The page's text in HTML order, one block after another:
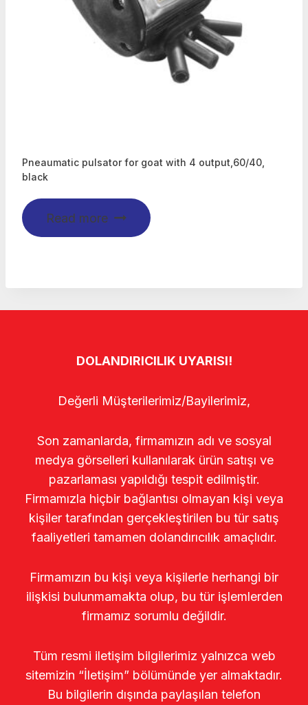
Pneaumatic pulsator for goat with 4 output,60/40,
black
Read more
DOLANDIRICILIK UYARISI!
Değerli Müşterilerimiz/Bayilerimiz,
Son zamanlarda, firmamızın adı ve sosyal
medya görselleri kullanılarak ürün satışı ve
pazarlaması yapıldığı tespit edilmiştir.
Firmamızla hiçbir bağlantısı olmayan kişi veya
kişiler tarafından gerçekleştirilen bu tür satış
faaliyetleri tamamen dolandırıcılık amaçlıdır.
Firmamızın bu kişi veya kişilerle herhangi bir
ilişkisi bulunmamakta olup, bu tür işlemlerden
firmamız sorumlu değildir.
Tüm resmi iletişim bilgilerimiz yalnızca web
sitemizin “İletişim” bölümünde yer almaktadır.
Bu bilgilerin dışında paylaşılan telefon